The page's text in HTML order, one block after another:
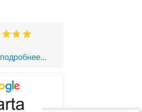
подробнее...